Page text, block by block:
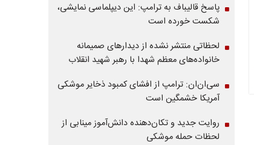
پاسخ قالیباف به ترامپ: این دیپلماسی نمایشی،
شکست خورده است
لحظاتی منتشر نشده از دیدارهای صمیمانه
خانواده‌های معظم شهدا با رهبر شهید انقلاب
سی‌ان‌ان: ترامپ از افشای کمبود ذخایر موشکی
آمریکا خشمگین است
روایت جدید و تکان‌دهنده دانش‌آموز مینابی از
لحظات حمله موشکی